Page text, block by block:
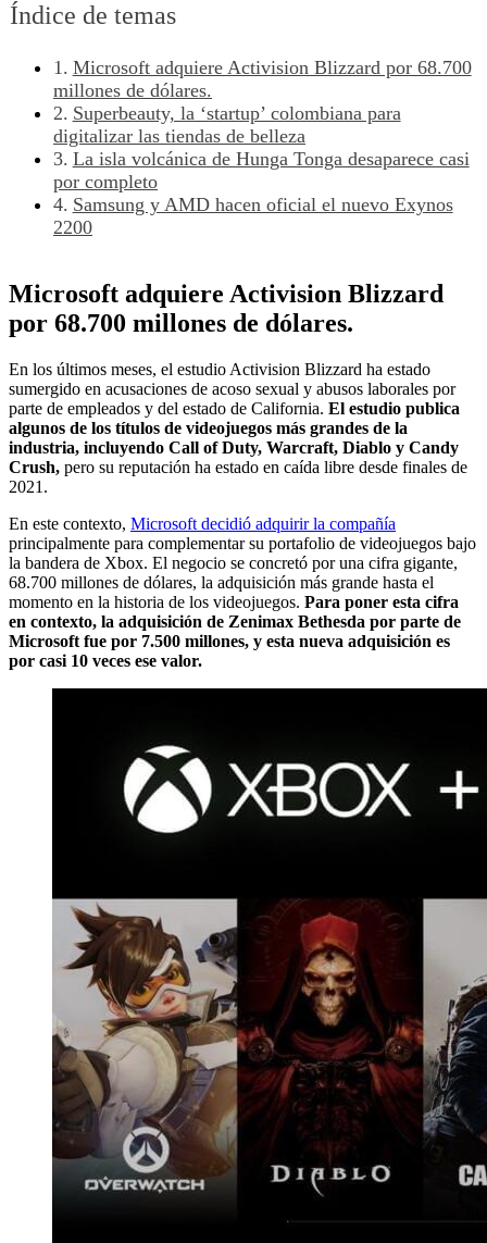
Índice de temas
Microsoft adquiere Activision Blizzard por 68.700
millones de dólares.
Superbeauty, la ‘startup’ colombiana para
digitalizar las tiendas de belleza
La isla volcánica de Hunga Tonga desaparece casi
por completo
Samsung y AMD hacen oficial el nuevo Exynos
2200
Microsoft adquiere Activision Blizzard
por 68.700 millones de dólares.
En los últimos meses, el estudio Activision Blizzard ha estado
sumergido en acusaciones de acoso sexual y abusos laborales por
parte de empleados y del estado de California. El estudio publica
algunos de los títulos de videojuegos más grandes de la
industria, incluyendo Call of Duty, Warcraft, Diablo y Candy
Crush, pero su reputación ha estado en caída libre desde finales de
2021.
En este contexto, Microsoft decidió adquirir la compañía
principalmente para complementar su portafolio de videojuegos bajo
la bandera de Xbox. El negocio se concretó por una cifra gigante,
68.700 millones de dólares, la adquisición más grande hasta el
momento en la historia de los videojuegos. Para poner esta cifra
en contexto, la adquisición de Zenimax Bethesda por parte de
Microsoft fue por 7.500 millones, y esta nueva adquisición es
por casi 10 veces ese valor.